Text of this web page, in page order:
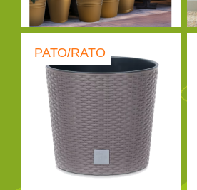
РАТО/RATO